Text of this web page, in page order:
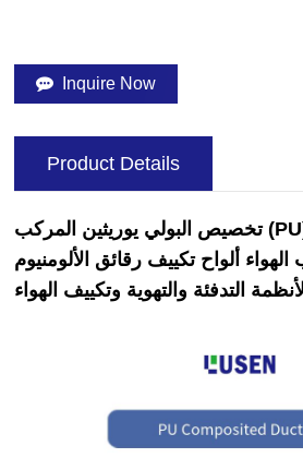
Inquire Now
Product Details
تخصيص البولي يوريثين المركب (PU) الرغوة المعزولة
ألواح تكييف رقائق الألومنيوم